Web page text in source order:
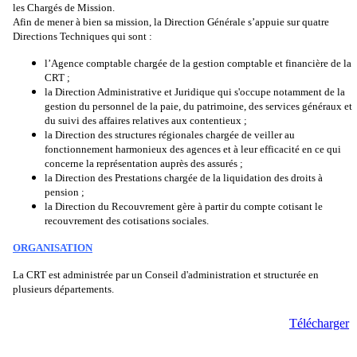
les Chargés de Mission.
Afin de mener à bien sa mission, la Direction Générale s’appuie sur quatre
Directions Techniques qui sont :
l’Agence comptable chargée de la gestion comptable et financière de la
CRT ;
la Direction Administrative et Juridique qui s'occupe notamment de la
gestion du personnel de la paie, du patrimoine, des services généraux et
du suivi des affaires relatives aux contentieux ;
la Direction des structures régionales chargée de veiller au
fonctionnement harmonieux des agences et à leur efficacité en ce qui
concerne la représentation auprès des assurés ;
la Direction des Prestations chargée de la liquidation des droits à
pension ;
la Direction du Recouvrement gère à partir du compte cotisant le
recouvrement des cotisations sociales.
ORGANISATION
La CRT est administrée par un Conseil d'administration et structurée en
plusieurs départements.
Télécharger